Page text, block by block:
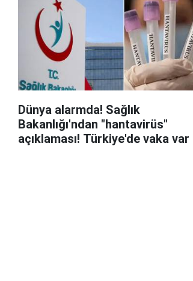
Dünya alarmda! Sağlık
Bakanlığı'ndan "hantavirüs"
açıklaması! Türkiye'de vaka var